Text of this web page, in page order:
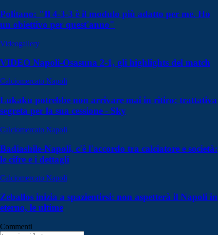
Politano: "Il 4-3-3 è il modulo più adatto per me. Ho
un obiettivo per quest'anno"
Videogallery
VIDEO Napoli-Osasuna 2-1, gli highlights del match
Calciomercato Napoli
Lukaku potrebbe non arrivare mai in ritiro: trattativa
segreta per la sua cessione - Sky
Calciomercato Napoli
Badiashile-Napoli, c'è l'accordo tra calciatore e società:
le cifre e i dettagli
Calciomercato Napoli
Zeballos inizia a spazientirsi: non aspetterà il Napoli in
eterno, le ultime
Commenti